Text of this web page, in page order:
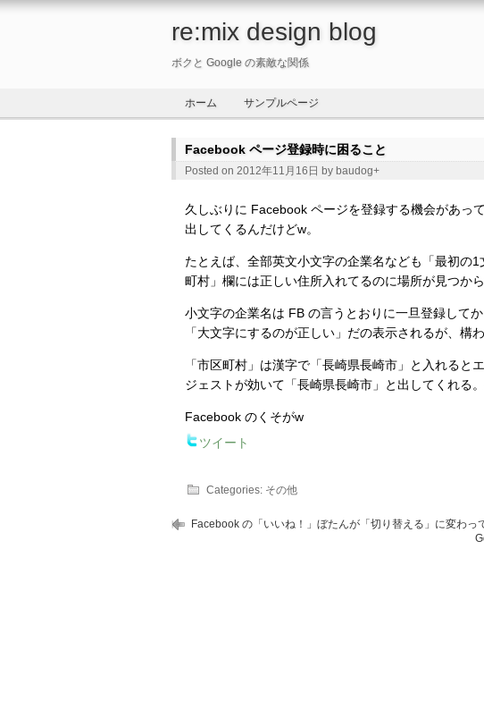
re:mix design blog
ボクと Google の素敵な関係
ホーム サンプルページ
Facebook ページ登録時に困ること
Posted on 2012年11月16日 by baudog+
久しぶりに Facebook ページを登録する機会があっ
出してくるんだけどw。
たとえば、全部英文小文字の企業名なども「最初の
町村」欄には正しい住所入れてるのに場所が見つか
小文字の企業名は FB の言うとおりに一旦登録して
「大文字にするのが正しい」だの表示されるが、構
「市区町村」は漢字で「長崎県長崎市」と入れる
ジェストが効いて「長崎県長崎市」と出してくれる
Facebook のくそがw
ツイート
Categories: その他
Facebook の「いいね！」ぼたんが「切り替える」に変わっ